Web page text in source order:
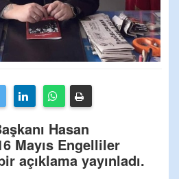
Hasan
Mayıs Engelliler
açıklama yayınladı.